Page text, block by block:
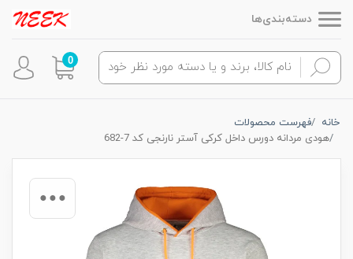
دسته‌بندی‌ها
0
خانه
فهرست محصولات
هودی مردانه دورس داخل کرکی آستر نارنجی کد 7-682